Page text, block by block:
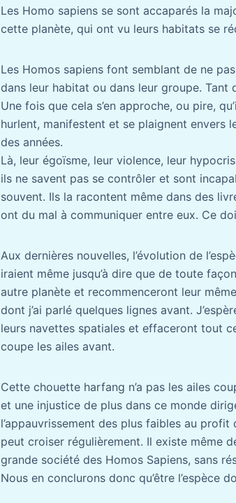
Les Homo sapiens se sont accaparés la
cette planète, qui ont vu leurs habitats se
Les Homos sapiens font semblant de ne
dans leur habitat ou dans leur groupe. Tant
Une fois que cela s’en approche, ou pire,
hurlent, manifestent et se plaignent envers
des années.
Là, leur égoïsme, leur violence, leur
ils ne savent pas se contrôler et sont
souvent. Ils la racontent même dans des
ont du mal à communiquer entre eux. Ce
Aux dernières nouvelles, l’évolution de
iraient même jusqu’à dire que de toute
autre planète et recommenceront leur
dont j’ai parlé quelques lignes avant.
leurs navettes spatiales et effaceront tout
coupe les ailes avant.
Cette chouette harfang n’a pas les ailes
et une injustice de plus dans ce monde
l’appauvrissement des plus faibles au profit
peut croiser régulièrement. Il existe même
grande société des Homos Sapiens, sans
Nous en conclurons donc qu’être l’espèce